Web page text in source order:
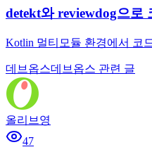
detekt와 reviewdog으로
Kotlin 멀티모듈 환경에서 코
데브옵스데브옵스 관련 글
올리브영
47